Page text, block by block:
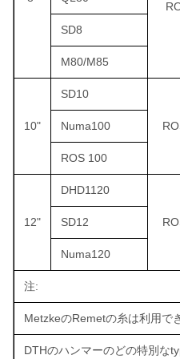
SD8
M80/M85
10"
SD10
Numa100
ROS 100
12"
DHD1120
SD12
Numa120
注:
MetzkeのRemetの糸は利用で
DTHのハンマーのどの特別な